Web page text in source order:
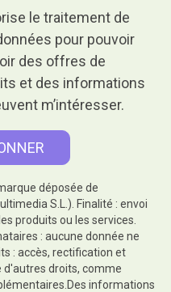
le traitement de
pour pouvoir
des offres de
et des informations
m’intéresser.
déposée de
S.L.). Finalité : envoi
produits ou les services.
: aucune donnée ne
: accès, rectification et
d'autres droits, comme
informations